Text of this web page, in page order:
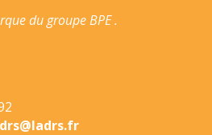
du groupe BPE .